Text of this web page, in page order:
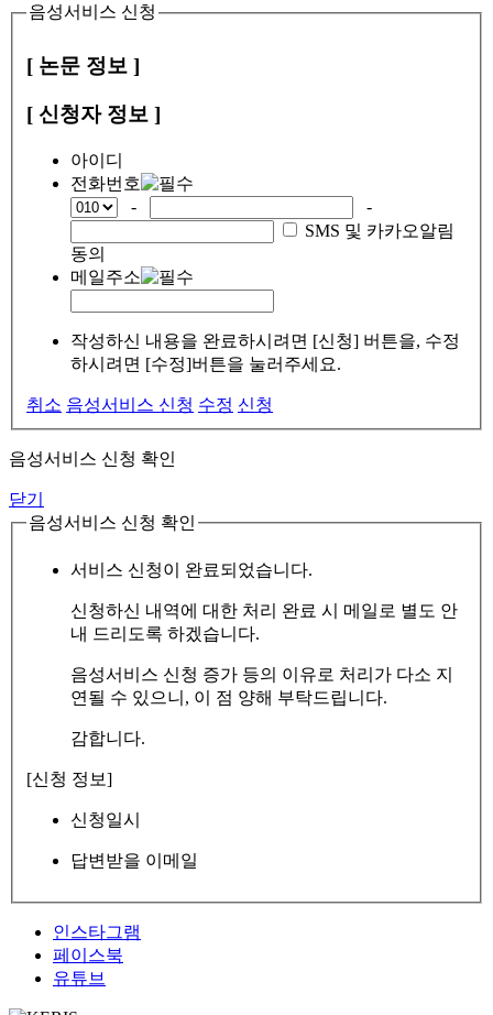
음성서비스 신청
[ 논문 정보 ]
[ 신청자 정보 ]
아이디
전화번호
-
-
SMS 및 카카오알림
동의
메일주소
작성하신 내용을 완료하시려면 [신청] 버튼을, 수정
하시려면 [수정]버튼을 눌러주세요.
취소 음성서비스 신청 수정 신청
음성서비스 신청 확인
닫기
음성서비스 신청 확인
서비스 신청이 완료되었습니다.
신청하신 내역에 대한 처리 완료 시 메일로 별도 안
내 드리도록 하겠습니다.
음성서비스 신청 증가 등의 이유로 처리가 다소 지
연될 수 있으니, 이 점 양해 부탁드립니다.
감합니다.
[신청 정보]
신청일시
답변받을 이메일
인스타그램
페이스북
유튜브